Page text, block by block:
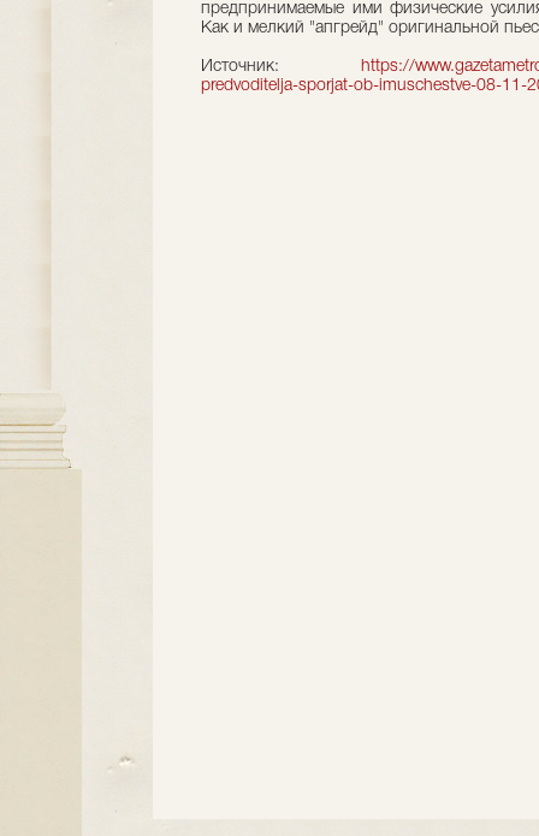
предпринимаемые ими физические
Как и мелкий "апгрейд" оригинальной
Источник: https://
predvoditelja-sporjat-ob-imuschestve-08-11-